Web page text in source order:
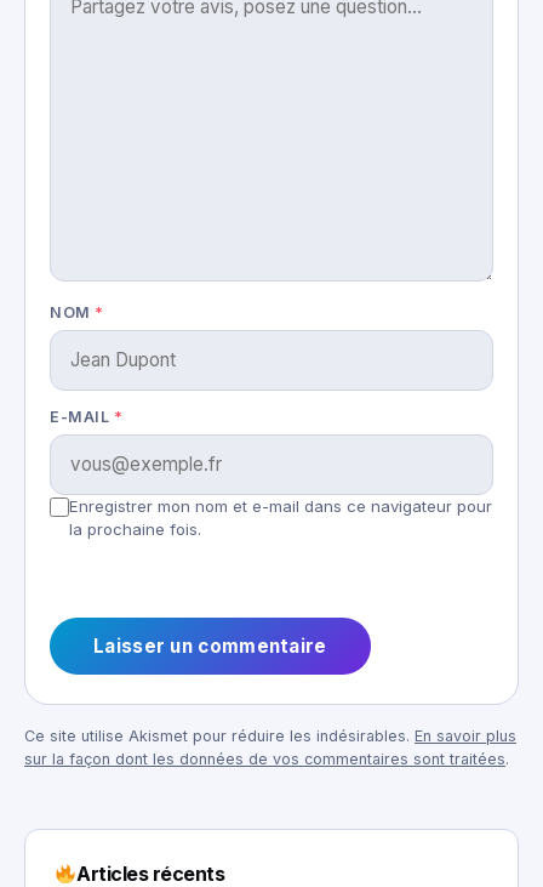
NOM *
E-MAIL *
Enregistrer mon nom et e-mail dans ce navigateur pour
la prochaine fois.
Ce site utilise Akismet pour réduire les indésirables. En savoir plus
sur la façon dont les données de vos commentaires sont traitées.
Articles récents